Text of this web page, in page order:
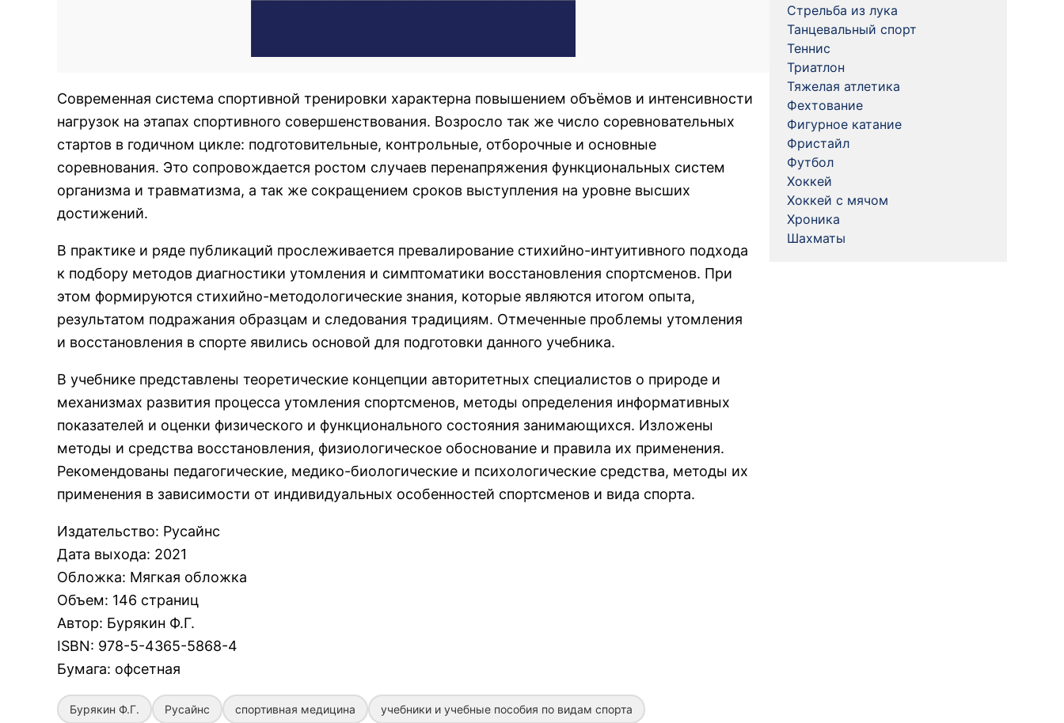
Современная система спортивной тренировки характерна повышением объёмов и интенсивности
нагрузок на этапах спортивного совершенствования. Возросло так же число соревновательных
стартов в годичном цикле: подготовительные, контрольные, отборочные и основные
соревнования. Это сопровождается ростом случаев перенапряжения функциональных систем
организма и травматизма, а так же сокращением сроков выступления на уровне высших
достижений.
В практике и ряде публикаций прослеживается превалирование стихийно-интуитивного подхода
к подбору методов диагностики утомления и симптоматики восстановления спортсменов. При
этом формируются стихийно-методологические знания, которые являются итогом опыта,
результатом подражания образцам и следования традициям. Отмеченные проблемы утомления
и восстановления в спорте явились основой для подготовки данного учебника.
В учебнике представлены теоретические концепции авторитетных специалистов о природе и
механизмах развития процесса утомления спортсменов, методы определения информативных
показателей и оценки физического и функционального состояния занимающихся. Изложены
методы и средства восстановления, физиологическое обоснование и правила их применения.
Рекомендованы педагогические, медико-биологические и психологические средства, методы их
применения в зависимости от индивидуальных особенностей спортсменов и вида спорта.
Издательство: Русайнс
Дата выхода: 2021
Обложка: Мягкая обложка
Объем: 146 страниц
Автор: Бурякин Ф.Г.
ISBN: 978-5-4365-5868-4
Бумага: офсетная
Бурякин Ф.Г. Русайнс спортивная медицина учебники и учебные пособия по видам спорта
Стрельба из лука
Танцевальный спорт
Теннис
Триатлон
Тяжелая атлетика
Фехтование
Фигурное катание
Фристайл
Футбол
Хоккей
Хоккей с мячом
Хроника
Шахматы